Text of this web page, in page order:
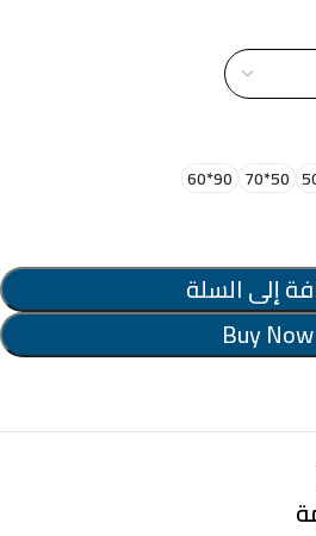
50*70
90*60
إلى السلة
Buy Now